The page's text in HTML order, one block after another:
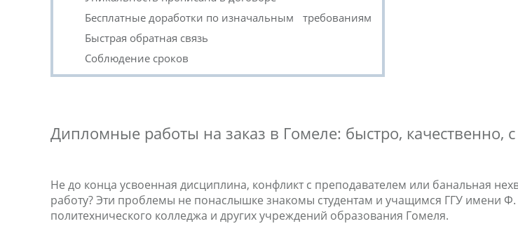
Бесплатные доработки по изначальным требованиям
Быстрая обратная связь
Соблюдение сроков
Дипломные работы на заказ в Гомеле: быстро,
Не до конца усвоенная дисциплина, конфликт с преподавателем или банальная
работу? Эти проблемы не понаслышке знакомы студентам и учащимся ГГУ имени
политехнического колледжа и других учреждений образования Гомеля.